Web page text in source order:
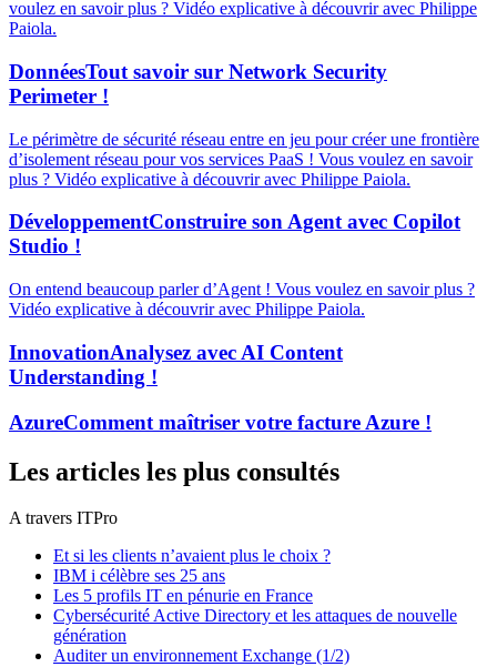
voulez en savoir plus ? Vidéo explicative à découvrir avec Philippe
Paiola.
DonnéesTout savoir sur Network Security
Perimeter !
Le périmètre de sécurité réseau entre en jeu pour créer une frontière
d’isolement réseau pour vos services PaaS ! Vous voulez en savoir
plus ? Vidéo explicative à découvrir avec Philippe Paiola.
DéveloppementConstruire son Agent avec Copilot
Studio !
On entend beaucoup parler d’Agent ! Vous voulez en savoir plus ?
Vidéo explicative à découvrir avec Philippe Paiola.
InnovationAnalysez avec AI Content
Understanding !
AzureComment maîtriser votre facture Azure !
Les articles les plus consultés
A travers ITPro
Et si les clients n’avaient plus le choix ?
IBM i célèbre ses 25 ans
Les 5 profils IT en pénurie en France
Cybersécurité Active Directory et les attaques de nouvelle
génération
Auditer un environnement Exchange (1/2)